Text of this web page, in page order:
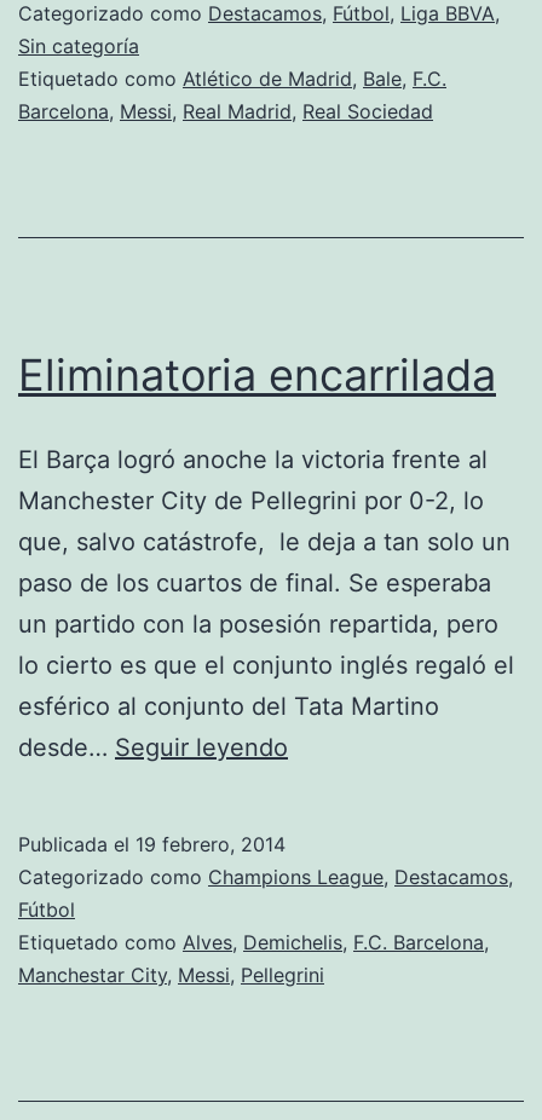
Categorizado como Destacamos, Fútbol, Liga BBVA,
Sin categoría
Etiquetado como Atlético de Madrid, Bale, F.C.
Barcelona, Messi, Real Madrid, Real Sociedad
Eliminatoria encarrilada
El Barça logró anoche la victoria frente al
Manchester City de Pellegrini por 0-2, lo
que, salvo catástrofe, le deja a tan solo un
paso de los cuartos de final. Se esperaba
un partido con la posesión repartida, pero
lo cierto es que el conjunto inglés regaló el
esférico al conjunto del Tata Martino
desde… Seguir leyendo
Publicada el 19 febrero, 2014
Categorizado como Champions League, Destacamos,
Fútbol
Etiquetado como Alves, Demichelis, F.C. Barcelona,
Manchestar City, Messi, Pellegrini